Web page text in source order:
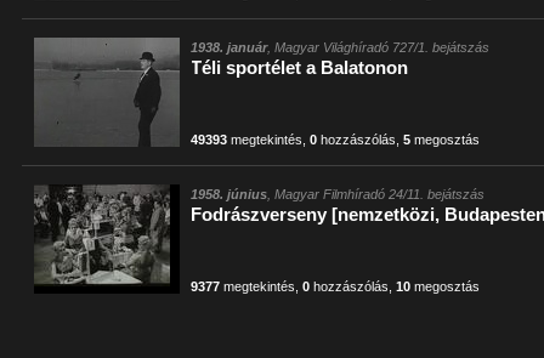
1938. január, Magyar Világhíradó 727/1. bejátszás
Téli sportélet a Balatonon
49393 megtekintés ,0 hozzászólás ,5 megosztás
1958. június , Magyar Filmhíradó 24/11. bejátszás
Fodrászverseny [nemzetközi,
9377 megtekintés ,0 hozzászólás ,10 megosztás